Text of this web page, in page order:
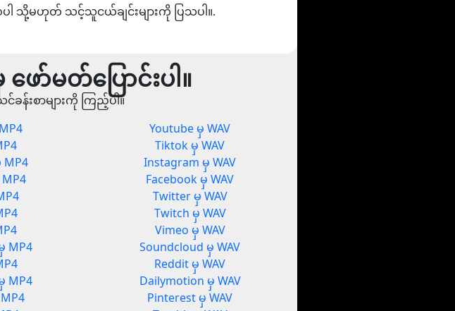
သို့မဟုတ် သင့်သူငယ်ချင်းများကို ပြသပါ။.
မတ်ပြောင်းပါ။
ခန်းစာများကို ကြည့်ပါ။
MP4
MP4
MP4
Youtube မှ WAV
Tiktok မှ WAV
Instagram မှ WAV
Facebook မှ WAV
Twitter မှ WAV
Twitch မှ WAV
Vimeo မှ WAV
Soundcloud မှ WAV
Reddit မှ WAV
Dailymotion မှ WAV
Pinterest မှ WAV